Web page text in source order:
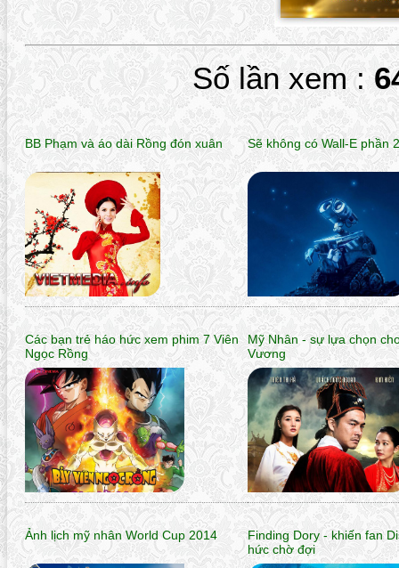
Số lần xem :
BB Phạm và áo dài Rồng đón xuân Sẽ không có Wall-E phần 2
Các bạn trẻ háo hức xem phim 7 Viên
Ngọc Rồng
Mỹ Nhân - sự lựa chọn
Vương
Ảnh lịch mỹ nhân World Cup 2014
Finding Dory - khiến fan
hức chờ đợi